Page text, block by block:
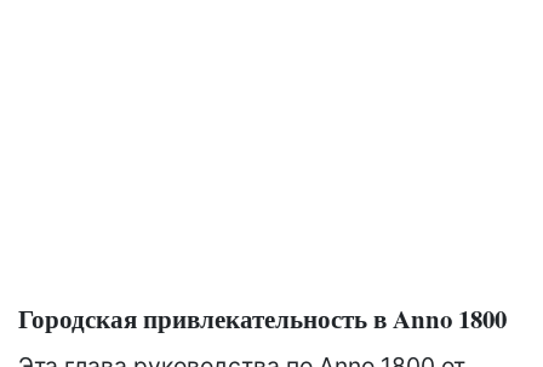
Городская привлекательность в Anno 1800